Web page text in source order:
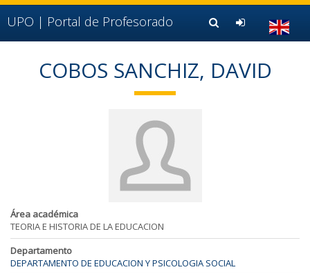
Ir al contenido principal de la página (alt + s)
Ir a la cabecera de la página (alt + c)
Ir al pie de la página (alt + p)
Ir al menú principal (alt + u)
UPO | Portal de Profesorado
COBOS SANCHIZ, DAVID
Área académica
TEORIA E HISTORIA DE LA EDUCACION
Departamento
DEPARTAMENTO DE EDUCACION Y PSICOLOGIA SOCIAL